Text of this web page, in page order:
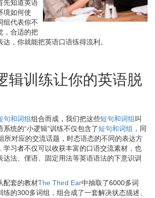
先知道英语
境如何使
组代表你不
，合适的把
，你就能把英语口语练得流利。
辑训练让你的英语脱
句和词组组合而成，我们把这些短句和词组叫
系统的“小逻辑”训练不仅包含了短句和词组 ，同
所对应的交流话题，时态语态的不同的表达方
学习者不仅可以收获丰富的口语交流素材，也
达法、俚语、固定用法等英语语法的下意识训
配套的教材The Third Ear中抽取了6000多词
的300多词组，组合成了一套解决状态描述、